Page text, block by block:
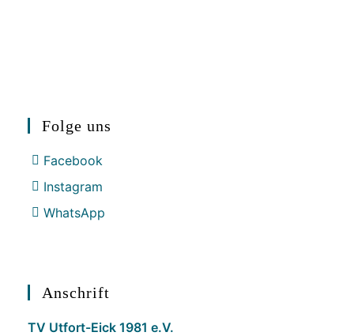
Folge uns
Facebook
Instagram
WhatsApp
Anschrift
TV Utfort-Eick 1981 e.V.